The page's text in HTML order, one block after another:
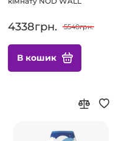
4338грн. 5540грн.
В кошик